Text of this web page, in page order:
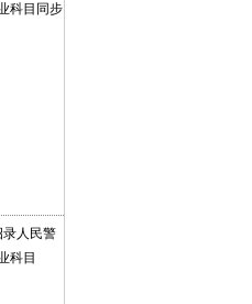
科目同步
人民警
科目